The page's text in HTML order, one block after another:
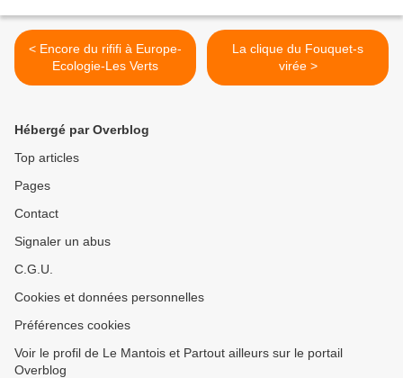
< Encore du rififi à Europe-
Ecologie-Les Verts
La clique du Fouquet-s
virée >
Hébergé par Overblog
Top articles
Pages
Contact
Signaler un abus
C.G.U.
Cookies et données personnelles
Préférences cookies
Voir le profil de Le Mantois et Partout ailleurs sur le portail
Overblog